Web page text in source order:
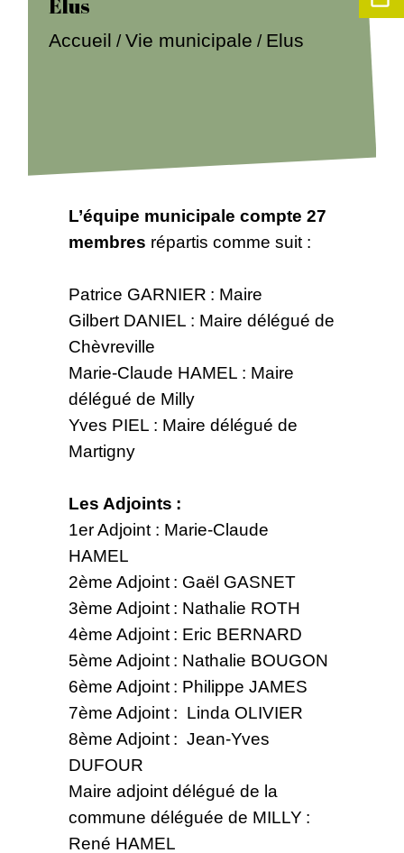
Elus
Accueil /Vie municipale / Elus
L’équipe municipale compte 27
membres répartis comme suit :
Patrice GARNIER : Maire
Gilbert DANIEL : Maire délégué de
Chèvreville
Marie-Claude HAMEL : Maire
délégué de Milly
Yves PIEL : Maire délégué de
Martigny
Les Adjoints :
1er Adjoint : Marie-Claude
HAMEL
2ème Adjoint : Gaël GASNET
3ème Adjoint : Nathalie ROTH
4ème Adjoint : Eric BERNARD
5ème Adjoint : Nathalie BOUGON
6ème Adjoint : Philippe JAMES
7ème Adjoint : Linda OLIVIER
8ème Adjoint : Jean-Yves
DUFOUR
Maire adjoint délégué de la
commune déléguée de MILLY :
René HAMEL